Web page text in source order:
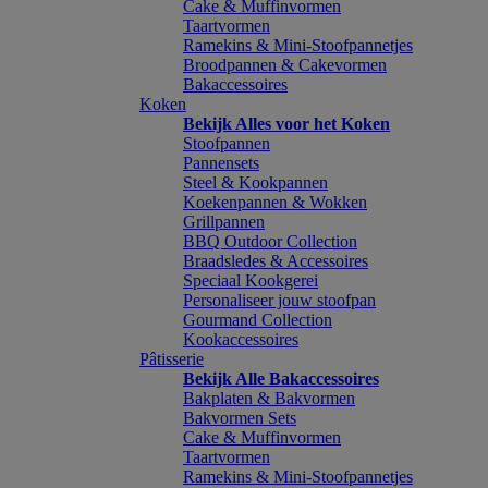
Cake & Muffinvormen
Taartvormen
Ramekins & Mini-Stoofpannetjes
Broodpannen & Cakevormen
Bakaccessoires
Koken
Bekijk Alles voor het Koken
Stoofpannen
Pannensets
Steel & Kookpannen
Koekenpannen & Wokken
Grillpannen
BBQ Outdoor Collection
Braadsledes & Accessoires
Speciaal Kookgerei
Personaliseer jouw stoofpan
Gourmand Collection
Kookaccessoires
Pâtisserie
Bekijk Alle Bakaccessoires
Bakplaten & Bakvormen
Bakvormen Sets
Cake & Muffinvormen
Taartvormen
Ramekins & Mini-Stoofpannetjes